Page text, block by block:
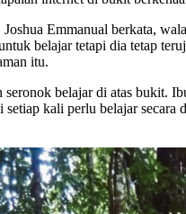
Emmanual berkata,
belajar tetapi dia tetap
itu.
belajar di atas bukit.
setiap kali perlu belajar secara